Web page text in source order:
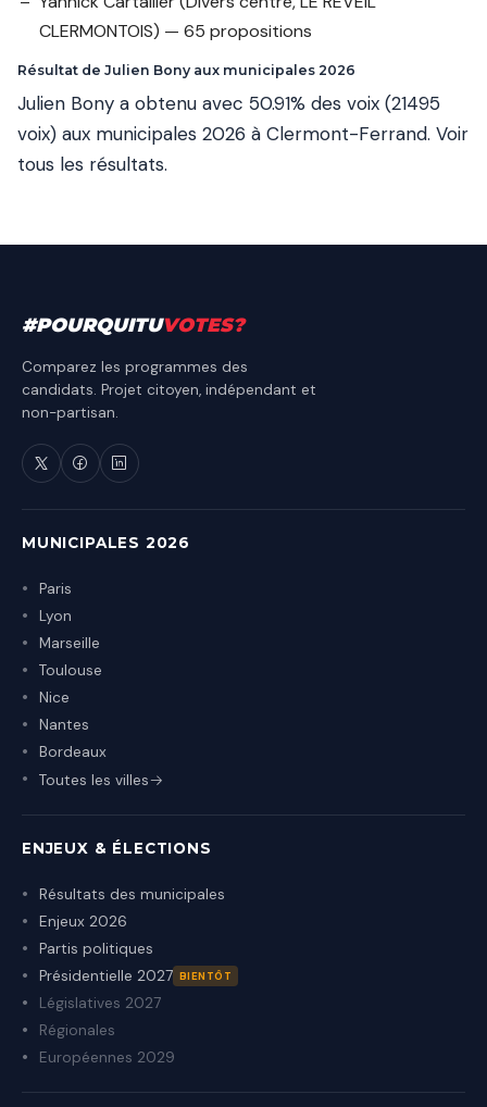
CLERMONTOIS) — 65 propositions
Résultat de Julien Bony aux municipales 2026
Julien Bony a obtenu avec 50.91% des voix (21495
voix) aux municipales 2026 à Clermont-Ferrand. Voir
tous les résultats.
#POURQUITUVOTES?
Comparez les programmes des
candidats. Projet citoyen, indépendant et
non-partisan.
MUNICIPALES 2026
Paris
Lyon
Marseille
Toulouse
Nice
Nantes
Bordeaux
Toutes les villes
ENJEUX & ÉLECTIONS
Résultats des municipales
Enjeux 2026
Partis politiques
Présidentielle 2027 BIENTÔT
Législatives 2027
Régionales
Européennes 2029